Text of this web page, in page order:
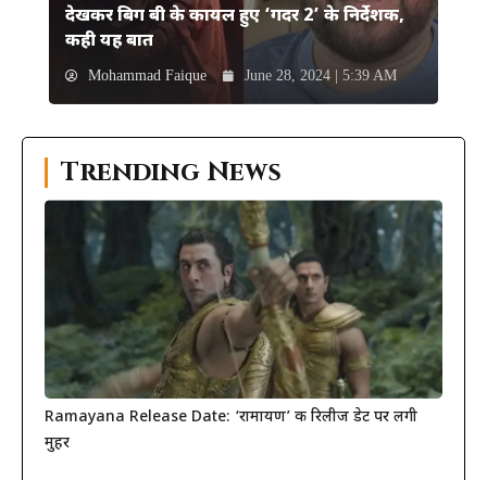
देखकर बिग बी के कायल हुए ‘गदर 2’ के निर्देशक,
कही यह बात
Mohammad Faique June 28, 2024 | 5:39 AM
Trending News
Ramayana Release Date: ‘रामायण’ की रिलीज डेट पर लगी
मुहर